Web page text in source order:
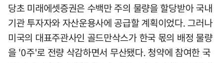
당초 미래에셋증권은 수백만 주의 물량을 할당받아 국내
기관 투자자와 자산운용사에 공급할 계획이었다. 그러나
미국의 대표주관사인 골드만삭스가 한국 몫의 배정 물량
을 '0주'로 전량 삭감하면서 무산됐다. 청약에 참여한 국